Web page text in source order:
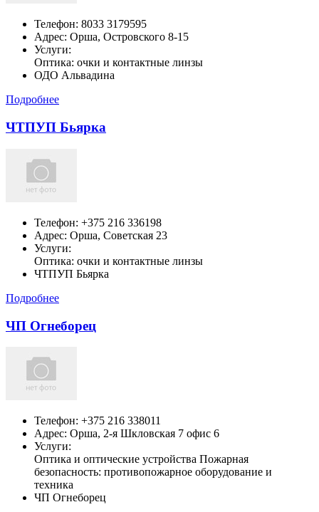
Телефон: 8033 3179595
Адрес: Орша, Островского 8-15
Услуги:
Оптика: очки и контактные линзы
ОДО Альвадина
Подробнее
ЧТПУП Бьярка
Телефон: +375 216 336198
Адрес: Орша, Советская 23
Услуги:
Оптика: очки и контактные линзы
ЧТПУП Бьярка
Подробнее
ЧП Огнеборец
Телефон: +375 216 338011
Адрес: Орша, 2-я Шкловская 7 офис 6
Услуги:
Оптика и оптические устройства Пожарная
безопасность: противопожарное оборудование и
техника
ЧП Огнеборец